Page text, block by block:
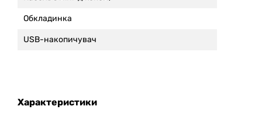
Обкладинка
USB-накопичувач
Характеристики